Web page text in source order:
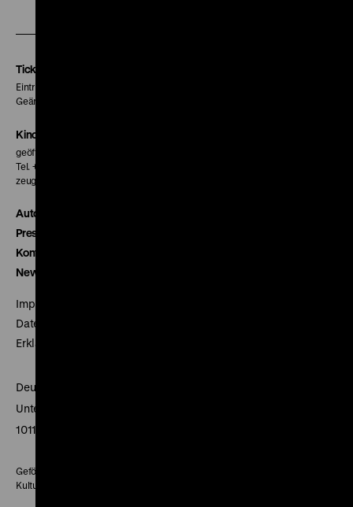
Tickets
Eintritt 5 €
Geänderte Preise sind im Programm vermerkt.
Kinokasse
geöffnet 30 Minuten vor Beginn der ersten Vorstellung
Tel. + 49 30 20304-770
zeughauskino@dhm.de
Autor*innen
Presse
Kontakt
Newsletter
Impressum
Datenschutz
Erklärung digitale Barrierefreiheit
Deutsches Historisches Museum
Unter den Linden 2
10117 Berlin
Gefördert mit Mitteln des Beauftragten der Bundesregierung für
Kultur und Medien